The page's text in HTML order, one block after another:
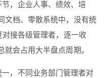
，企业人事、绩效、培
文档、零散系统中，没有统
接各级管理者，逐一收
会占用大半盘点周期。
，不同业务部门管理者对